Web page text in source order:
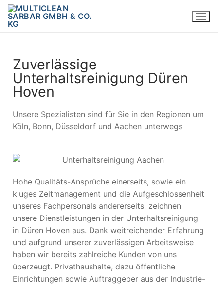
Zuverlässige
Unterhaltsreinigung Düren
Hoven
Unsere Spezialisten sind für Sie in den Regionen um
Köln, Bonn, Düsseldorf und Aachen unterwegs
Hohe Qualitäts-Ansprüche einerseits, sowie ein
kluges Zeitmanagement und die Aufgeschlossenheit
unseres Fachpersonals andererseits, zeichnen
unsere Dienstleistungen in der Unterhaltsreinigung
in Düren Hoven aus. Dank weitreichender Erfahrung
und aufgrund unserer zuverlässigen Arbeitsweise
haben wir bereits zahlreiche Kunden von uns
überzeugt. Privathaushalte, dazu öffentliche
Einrichtungen sowie Auftraggeber aus der Industrie-